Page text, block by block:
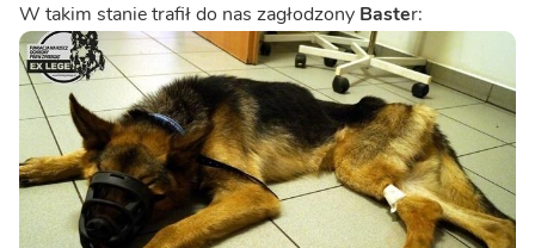
W takim stanie trafił do nas zagłodzony Baster: